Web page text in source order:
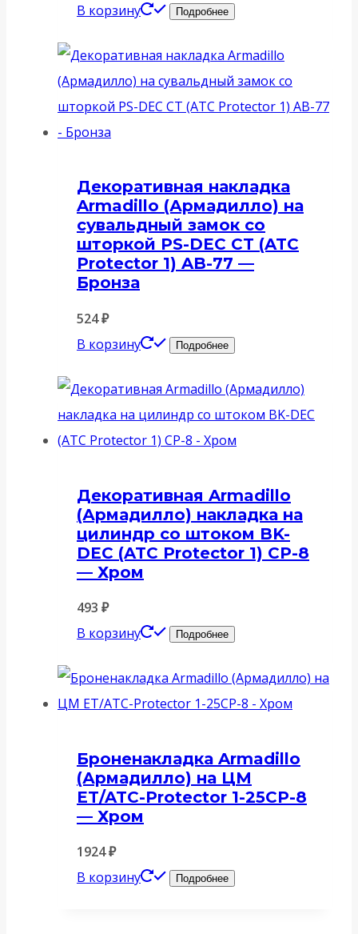
В корзину
Подробнее
Декоративная накладка
Armadillo (Армадилло) на
сувальдный замок со
шторкой PS-DEC CT (ATC
Protector 1) AB-77 —
Бронза
524₽
В корзину
Подробнее
Декоративная Armadillo
(Армадилло) накладка на
цилиндр со штоком BK-
DEC (ATC Protector 1) CP-8
— Хром
493 ₽
В корзину
Подробнее
Броненакладка Armadillo
(Армадилло) на ЦМ
ET/ATC-Protector 1-25CP-8
— Хром
1924₽
В корзину
Подробнее